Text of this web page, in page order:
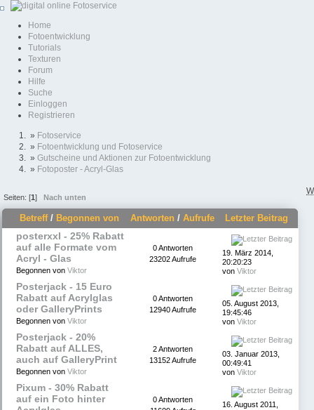
Home
Fotoentwicklung
Tutorials
Texturen
Forum
Hilfe
Suche
Einloggen
Registrieren
» Fotoservice
» Fotoentwicklung und Fotoservice
» Gutscheine und Aktionen zur Fotoentwicklung
» Fotoposter - Acryl-Glas
Seiten: [1] Nach unten
Betreff/ Begonnen von Antworten / Aufrufe
Letzter Beitrag
posterxxl - 25% Rabatt
auf alle Formate vom
Acryl - Glas
Begonnen von Viktor
0 Antworten
23202 Aufrufe
19. März 2014,
20:20:23
von Viktor
Posterjack - 15 Euro
Rabatt auf Acrylglas
oder GalleryPrints
Begonnen von Viktor
0 Antworten
12940 Aufrufe
05. August 2013,
19:45:46
von Viktor
Posterjack - 20%
Rabatt auf ALLES,
auch auf GalleryPrint
Begonnen von Viktor
2 Antworten
13152 Aufrufe
03. Januar 2013,
00:49:41
von Viktor
Pixum - 30% Rabatt
auf ein Foto hinter
0 Antworten
16. August 2011,